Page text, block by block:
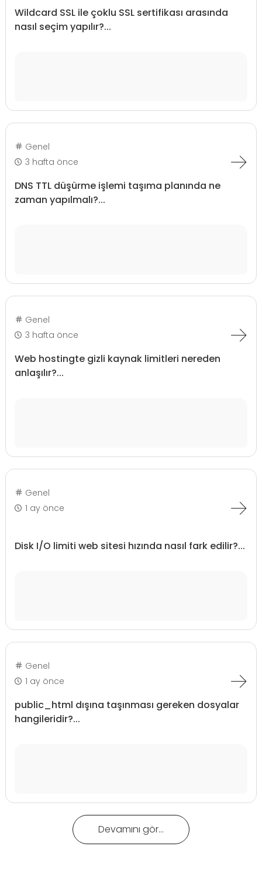
Wildcard SSL ile çoklu SSL sertifikası arasında
nasıl seçim yapılır?...
Genel
3 hafta önce
DNS TTL düşürme işlemi taşıma planında ne
zaman yapılmalı?...
Genel
3 hafta önce
Web hostingte gizli kaynak limitleri nereden
anlaşılır?...
Genel
1 ay önce
Disk I/O limiti web sitesi hızında nasıl fark edilir?...
Genel
1 ay önce
public_html dışına taşınması gereken dosyalar
hangileridir?...
Devamını gör...